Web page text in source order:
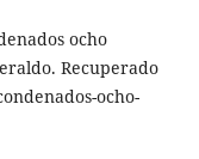
ocho
Recuperado
ocho-